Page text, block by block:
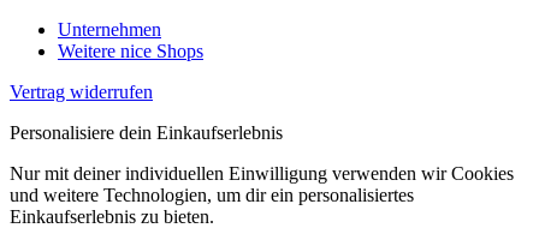
Unternehmen
Weitere nice Shops
Vertrag widerrufen
Personalisiere dein Einkaufserlebnis
Nur mit deiner individuellen Einwilligung verwenden wir Cookies
und weitere Technologien, um dir ein personalisiertes
Einkaufserlebnis zu bieten.